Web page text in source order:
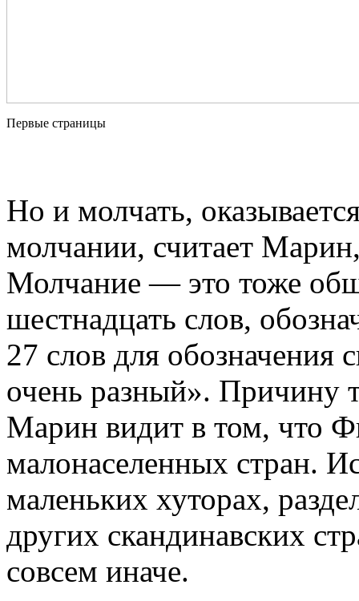
Первые страницы
Но и молчать,
молчании, считает
Молчание — это тоже
шестнадцать слов,
27 слов для обозначения
очень разный». Причину
Марин видит в том, что
малонаселенных стран.
маленьких хуторах,
других скандинавских
совсем иначе.